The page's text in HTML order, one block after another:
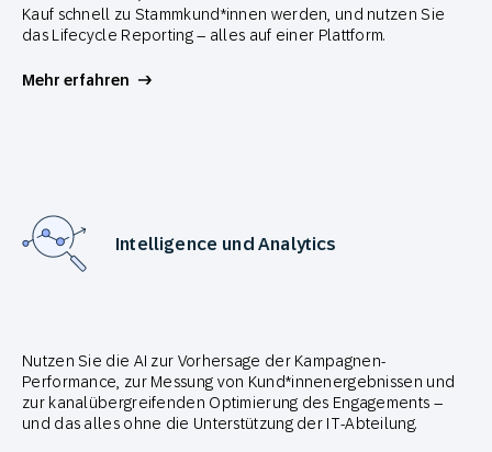
Kauf schnell zu Stammkund*innen werden, und nutzen Sie
das Lifecycle Reporting – alles auf einer Plattform.
Mehr erfahren
Intelligence und Analytics
Nutzen Sie die AI zur Vorhersage der Kampagnen-
Performance, zur Messung von Kund*innenergebnissen und
zur kanalübergreifenden Optimierung des Engagements –
und das alles ohne die Unterstützung der IT-Abteilung.